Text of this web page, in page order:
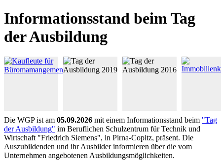
Informationsstand beim Tag
der Ausbildung
Die WGP ist am 05.09.2026 mit einem Informationsstand beim "Tag
der Ausbildung" im Beruflichen Schulzentrum für Technik und
Wirtschaft "Friedrich Siemens", in Pirna-Copitz, präsent. Die
Auszubildenden und ihr Ausbilder informieren über die vom
Unternehmen angebotenen Ausbildungsmöglichkeiten.